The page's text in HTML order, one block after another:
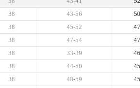
50
43-56
38
47
45-52
38
47
47-54
38
46
33-39
38
45
44-50
38
45
48-59
38